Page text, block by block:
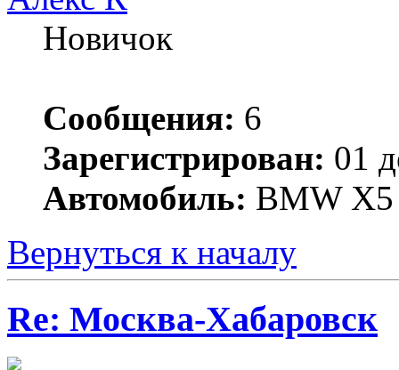
Новичок
Сообщения: 6
Зарегистрирован: 01
Автомобиль: BMW X5
Вернуться к началу
Re: Москва-Хабаровск